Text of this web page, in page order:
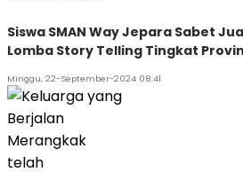
Siswa SMAN Way Jepara Sabet
Lomba Story Telling Tingkat
Minggu, 22-September-2024 08:41